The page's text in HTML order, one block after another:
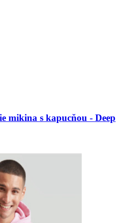
mikina s kapucňou - Deep